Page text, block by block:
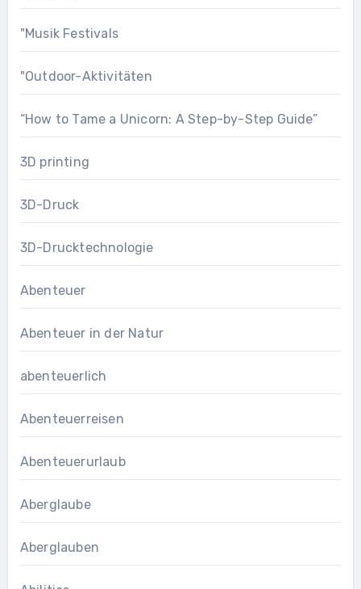
"Musik Festivals
"Outdoor-Aktivitäten
“How to Tame a Unicorn: A Step-by-Step Guide”
3D printing
3D-Druck
3D-Drucktechnologie
Abenteuer
Abenteuer in der Natur
abenteuerlich
Abenteuerreisen
Abenteuerurlaub
Aberglaube
Aberglauben